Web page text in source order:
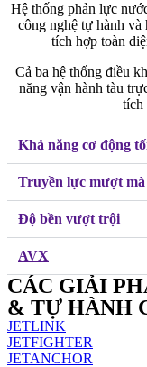
Hệ thống phản lực
công nghệ tự hành
tích hợp toàn
Cả ba hệ thống điều
năng vận hành tàu
tích
Khả năng cơ động
Truyền lực mượt mà
Độ bền vượt trội
AVX
CÁC GIẢI
& TỰ HÀNH
JETLINK
JETFIGHTER
JETANCHOR